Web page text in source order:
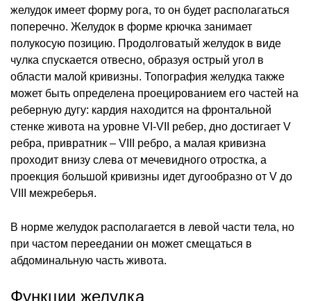
желудок имеет форму рога, то он будет располагаться
поперечно. Желудок в форме крючка занимает
полукосую позицию. Продолговатый желудок в виде
чулка спускается отвесно, образуя острый угол в
области малой кривизны. Топография желудка также
может быть определена проецированием его частей на
реберную дугу: кардия находится на фронтальной
стенке живота на уровне VI-VII ребер, дно достигает V
ребра, привратник – VIII ребро, а малая кривизна
проходит внизу слева от мечевидного отростка, а
проекция большой кривизны идет дугообразно от V до
VIII межреберья.
В норме желудок располагается в левой части тела, но
при частом переедании он может смещаться в
абдоминальную часть живота.
Функции желудка